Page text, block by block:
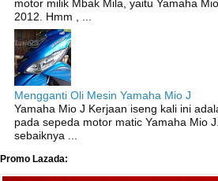
motor milik Mbak Mila, yaitu Yamaha
2012. Hmm , ...
Mengganti Oli Mesin Yamaha Mio J
Yamaha Mio J Kerjaan iseng kali ini
pada sepeda motor matic Yamaha Mio
sebaiknya ...
Promo Lazada: